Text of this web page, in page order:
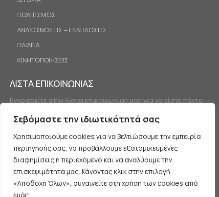
Σεβόμαστε την ιδιωτικότητά σας
Χρησιμοποιούμε cookies για να βελτιώσουμε την εμπειρία
περιήγησής σας, να προβάλλουμε εξατομικευμένες
διαφημίσεις ή περιεχόμενο και να αναλύουμε την
επισκεψιμότητά μας. Κάνοντας κλικ στην επιλογή
«Αποδοχή Όλων», συναινείτε στη χρήση των cookies από
εμάς.
ΠΟΛΙΤΙΣΜΟΣ
ΑΝΑΚΟΙΝΩΣΕΙΣ – ΕΚΔΗΛΩΣΕΙΣ
ΠΑΙΔΕΙΑ
ΚΙΝΗΤΟΠΟΙΗΣΕΙΣ
ΛΙΣΤΑ ΕΠΙΚΟΙΝΩΝΙΑΣ
Εγγραφείτε στην λίστα επικοινωνίας μας για να είστε πάντα
Εγγραφή